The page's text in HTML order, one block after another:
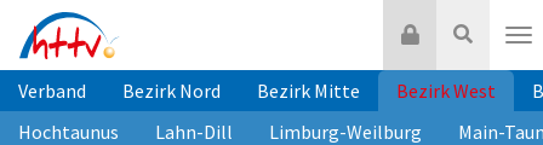
Inhalt
springen
Suche
Login
Verband Bezirk Nord Bezirk Mitte Bezirk West
Hochtaunus
Lahn-Dill Limburg-Weilburg Main-